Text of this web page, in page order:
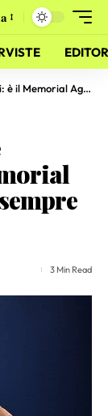
più giovane di sempre
3 Min Read